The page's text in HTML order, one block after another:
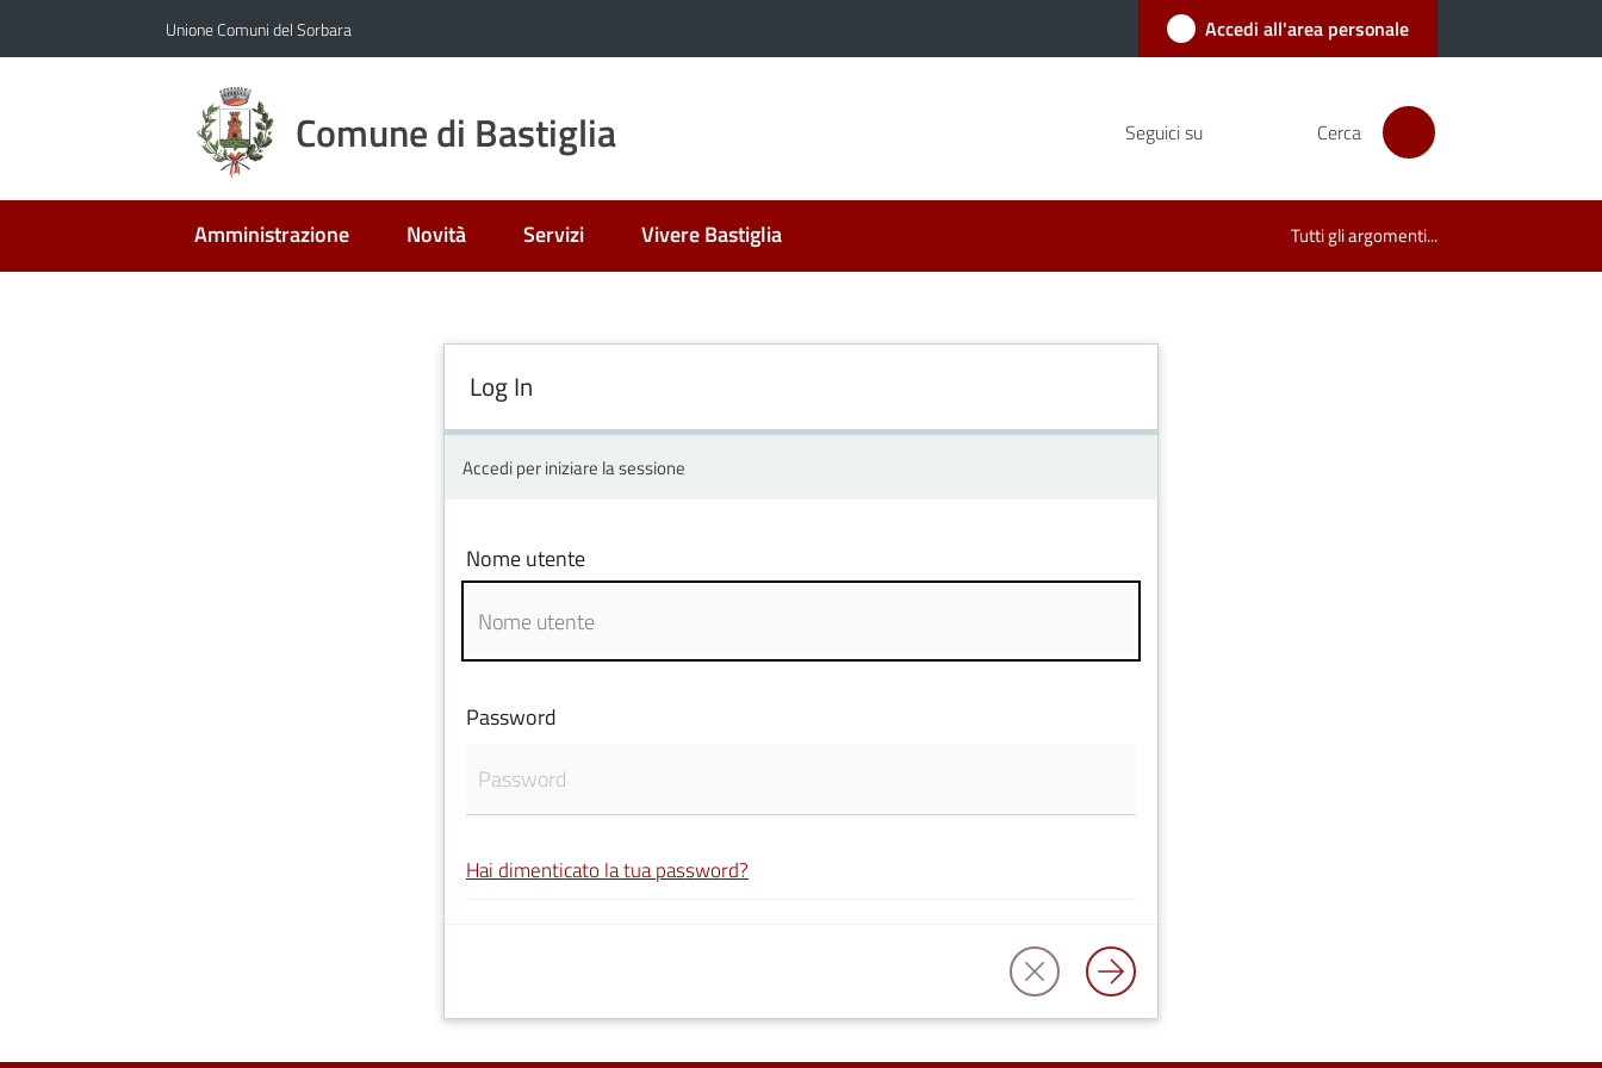
Unione Comuni del Sorbara Accedi all'area personale
Comune di Bastiglia Seguici su Cerca
Amministrazione Novità Servizi Vivere Bastiglia Tutti gli argomenti...
Log In
Accedi per iniziare la sessione
Nome utente
Password
Hai dimenticato la tua password?